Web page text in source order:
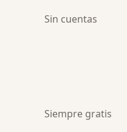
Sin cuentas
Siempre gratis